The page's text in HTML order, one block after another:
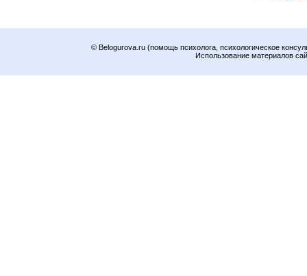
© Belogurova.ru (помощь психолога, психологическое
Использование материалов